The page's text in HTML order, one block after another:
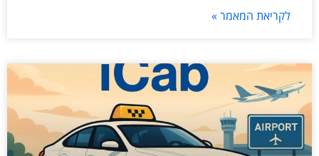
לקריאת המאמר »